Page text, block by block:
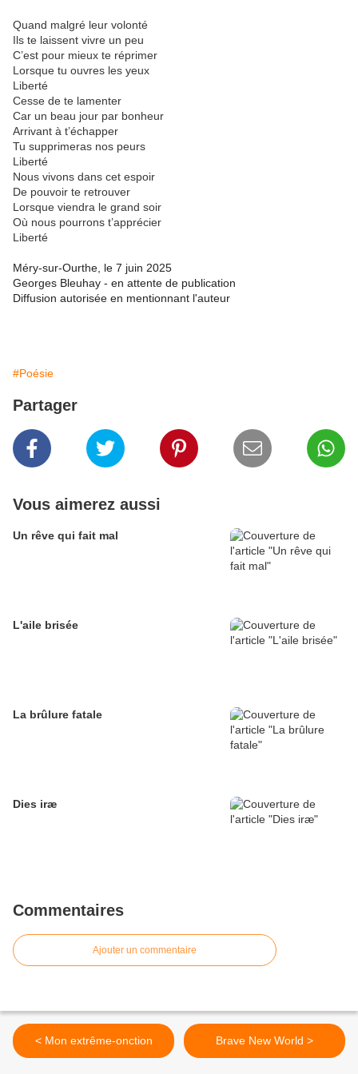
Quand malgré leur volonté
Ils te laissent vivre un peu
C’est pour mieux te réprimer
Lorsque tu ouvres les yeux
Liberté
Cesse de te lamenter
Car un beau jour par bonheur
Arrivant à t’échapper
Tu supprimeras nos peurs
Liberté
Nous vivons dans cet espoir
De pouvoir te retrouver
Lorsque viendra le grand soir
Où nous pourrons t’apprécier
Liberté
Méry-sur-Ourthe, le 7 juin 2025
Georges Bleuhay - en attente de publication
Diffusion autorisée en mentionnant l'auteur
#Poésie
Partager
Vous aimerez aussi
Un rêve qui fait mal
L'aile brisée
La brûlure fatale
Dies iræ
Commentaires
Ajouter un commentaire
< Mon extrême-onction Brave New World >